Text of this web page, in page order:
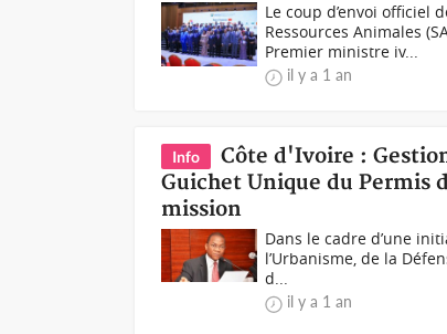
Le coup d’envoi officiel
Ressources Animales
Premier ministre iv...
il y a 1 an
Info
Côte d'Ivoire :
Guichet Unique du Permis
mission
Dans le cadre d’une
l’Urbanisme, de la
d...
il y a 1 an